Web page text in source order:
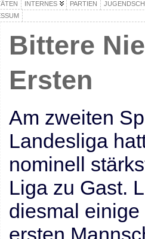
INTERNES PARTIEN
Bittere
Ersten
Am zweiten
Landesliga
nominell
Liga zu Gast.
diesmal
ersten